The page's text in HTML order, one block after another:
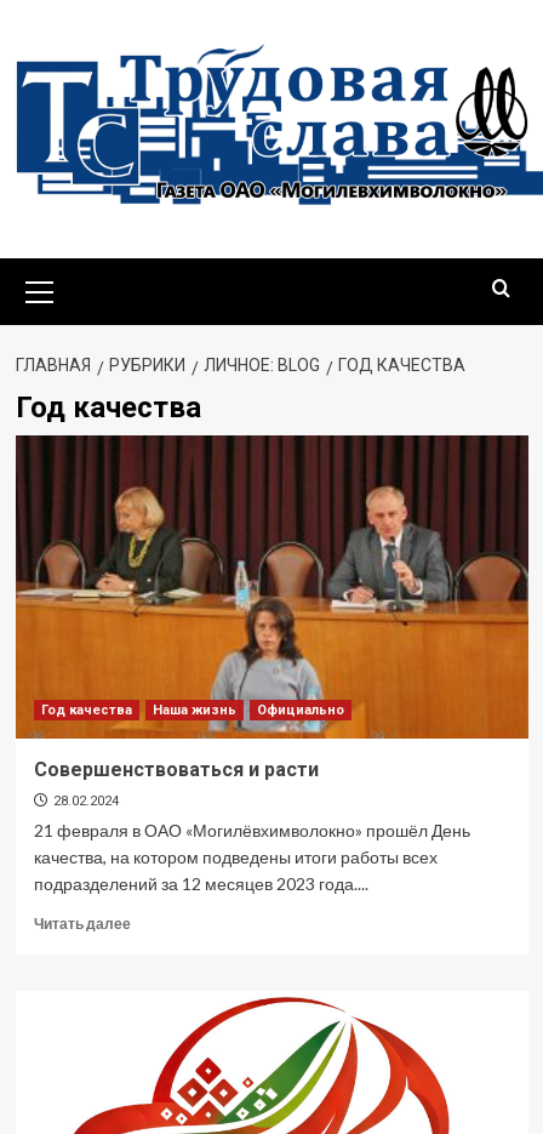
содержимому
меню
ГЛАВНАЯ РУБРИКИ ЛИЧНОЕ: BLOG ГОД КАЧЕСТВА
Год качества
Год качества Наша жизнь Официально
Совершенствоваться и расти
28.02.2024
21 февраля в ОАО «Могилёвхимволокно» прошёл День
качества, на котором подведены итоги работы всех
подразделений за 12 месяцев 2023 года....
Читать далееПрочитать